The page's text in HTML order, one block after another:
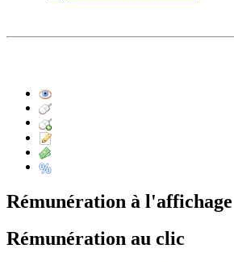
Rémunération à l'affichage
Rémunération au clic